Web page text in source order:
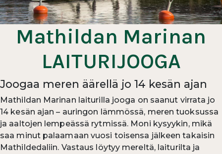
Mathildan Marinan
LAITURIJOOGA
Joogaa meren äärellä jo 14 kesän ajan
Mathildan Marinan laiturilla jooga on saanut virrata jo
14 kesän ajan – auringon lämmössä, meren tuoksussa
ja aaltojen lempeässä rytmissä. Moni kysyykin, mikä
saa minut palaamaan vuosi toisensa jälkeen takaisin
Mathildedaliin. Vastaus löytyy mereltä, laiturilta ja